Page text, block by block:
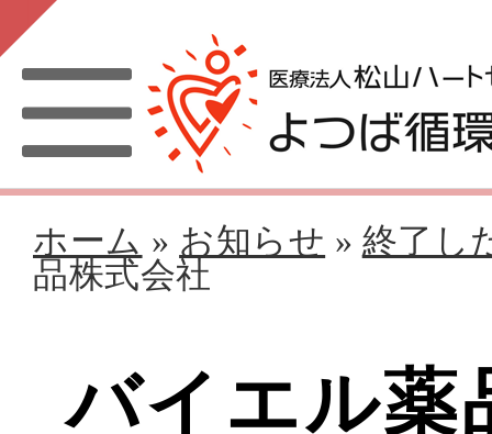
ホーム » お知らせ » 終了し
品株式会社
バイエル薬